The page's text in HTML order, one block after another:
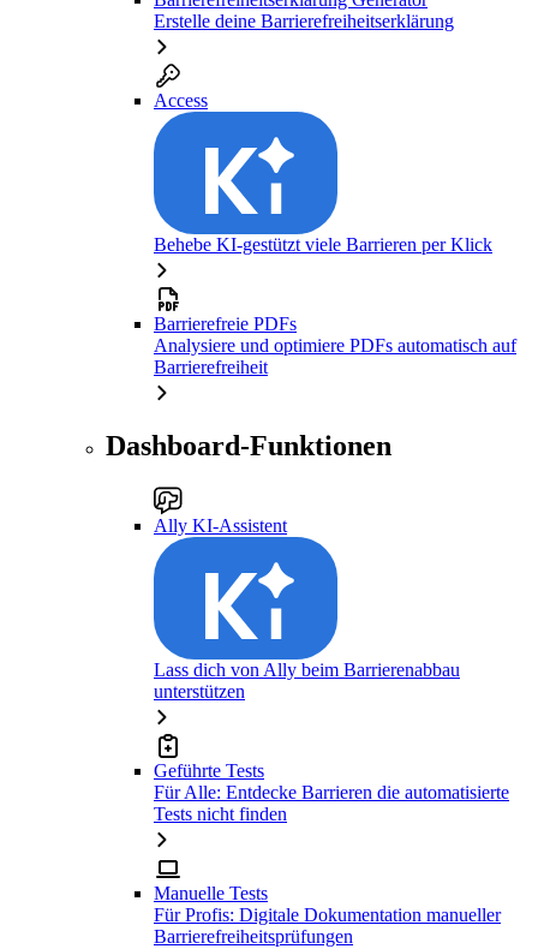
Erstelle deine Barrierefreiheitserklärung
Access
Behebe KI-gestützt viele Barrieren per Klick
Barrierefreie PDFs
Analysiere und optimiere PDFs automatisch auf
Barrierefreiheit
Dashboard-Funktionen
Ally KI-Assistent
Lass dich von Ally beim Barrierenabbau
unterstützen
Geführte Tests
Für Alle: Entdecke Barrieren die automatisierte
Tests nicht finden
Manuelle Tests
Für Profis: Digitale Dokumentation manueller
Barrierefreiheitsprüfungen